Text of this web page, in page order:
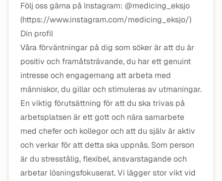
Följ oss gärna på Instagram: @medicing_eksjo
(https://www.instagram.com/medicing_eksjo/)
Din profil
Våra förväntningar på dig som söker är att du är
positiv och framåtsträvande, du har ett genuint
intresse och engagemang att arbeta med
människor, du gillar och stimuleras av utmaningar.
En viktig förutsättning för att du ska trivas på
arbetsplatsen är ett gott och nära samarbete
med chefer och kollegor och att du själv är aktiv
och verkar för att detta ska uppnås. Som person
är du stresstålig, flexibel, ansvarstagande och
arbetar lösningsfokuserat. Vi lägger stor vikt vid